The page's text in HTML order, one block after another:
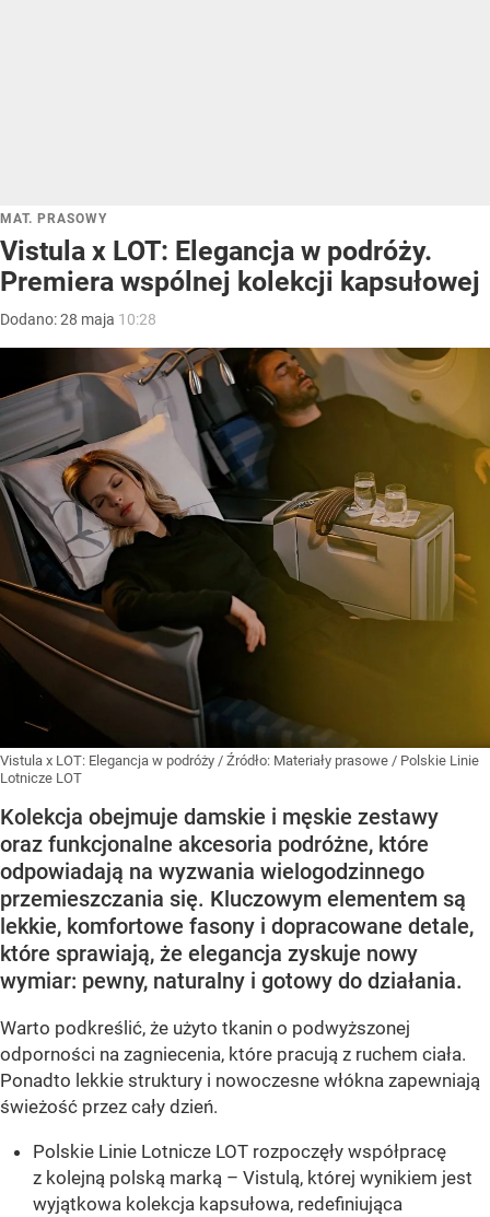
MAT. PRASOWY
Vistula x LOT: Elegancja w podróży.
Premiera wspólnej kolekcji kapsułowej
Dodano:28 maja 10:28
Vistula x LOT: Elegancja w podróży / Źródło: Materiały prasowe / Polskie Linie
Lotnicze LOT
Kolekcja obejmuje damskie i męskie zestawy
oraz funkcjonalne akcesoria podróżne, które
odpowiadają na wyzwania wielogodzinnego
przemieszczania się. Kluczowym elementem są
lekkie, komfortowe fasony i dopracowane detale,
które sprawiają, że elegancja zyskuje nowy
wymiar: pewny, naturalny i gotowy do działania.
Warto podkreślić, że użyto tkanin o podwyższonej
odporności na zagniecenia, które pracują z ruchem ciała.
Ponadto lekkie struktury i nowoczesne włókna zapewniają
świeżość przez cały dzień.
Polskie Linie Lotnicze LOT rozpoczęły współpracę
z kolejną polską marką – Vistulą, której wynikiem jest
wyjątkowa kolekcja kapsułowa, redefiniująca